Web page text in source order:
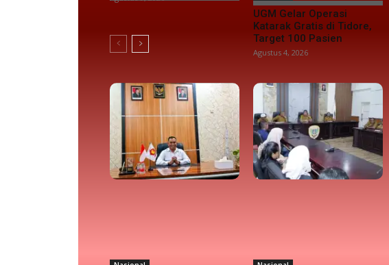
UGM Gelar Operasi
Katarak Gratis di Tidore,
Target 100 Pasien
Agustus 4, 2026